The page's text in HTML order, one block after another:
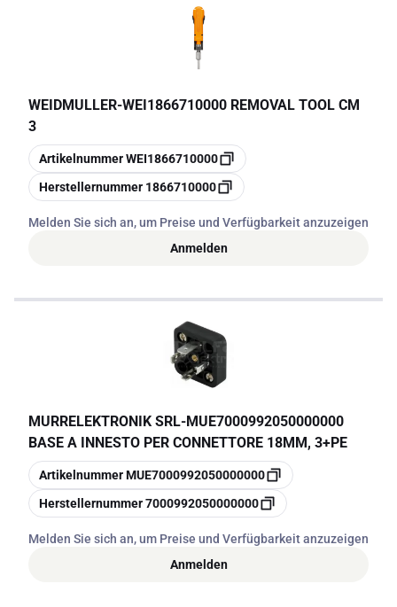
WEIDMULLER-WEI1866710000 REMOVAL TOOL CM
3
Kopieren
ArtikelnummerWEI1866710000
Kopieren
Herstellernummer 1866710000
Melden Sie sich an, um Preise und Verfügbarkeit anzuzeigen
Anmelden
MURRELEKTRONIK SRL-MUE7000992050000000
BASE A INNESTO PER CONNETTORE 18MM, 3+PE
Kopieren
ArtikelnummerMUE7000992050000000
Kopieren
Herstellernummer7000992050000000
Melden Sie sich an, um Preise und Verfügbarkeit anzuzeigen
Anmelden